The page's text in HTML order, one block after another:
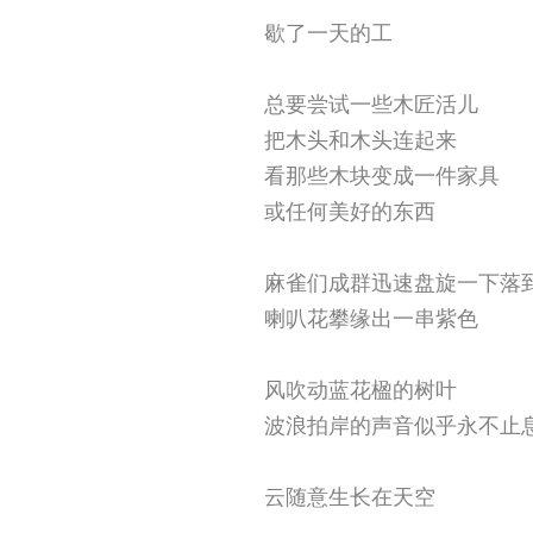
歇了一天的工
总要尝试一些木匠活儿
把木头和木头连起来
看那些木块变成一件家具
或任何美好的东西
麻雀们成群迅速盘旋一下落
喇叭花攀缘出一串紫色
风吹动蓝花楹的树叶
波浪拍岸的声音似乎永不止
云随意生长在天空